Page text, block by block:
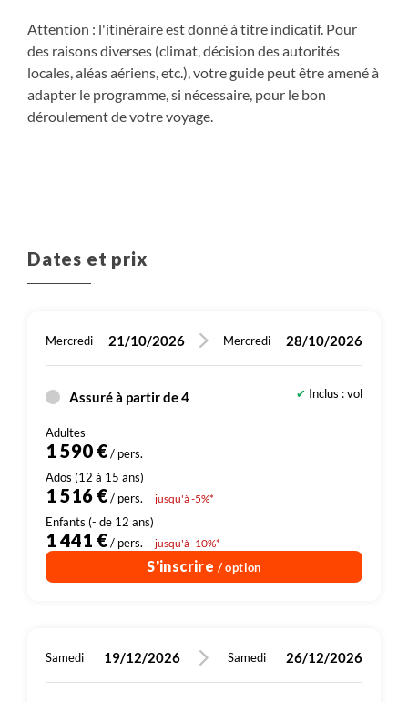
Approvisionnement en eau potable du château
d’eau de Zaoyat Sidi Salah.
Petit-déjeuner, Déjeuner, Diner
entre 4h30 et 5h
sous tente
Petit-déjeuner, Déjeuner, Diner
palmeraie et le ksar de Bounou. Installation, dîner et
nuit dans un campement fixe au cœur de l’oasis.
entre 5h30 et 6h
en campement
en hôtel ***
Petit-déjeuner, Déjeuner
Minibus , entre 4h et 4h30
Plus de détails
Attention : l'itinéraire est donné à titre indicatif. Pour
des raisons diverses (climat, décision des autorités
locales, aléas aériens, etc.), votre guide peut être amené à
adapter le programme, si nécessaire, pour le bon
déroulement de votre voyage.
Dates et prix
Mercredi 21/10/2026 Mercredi 28/10/2026
Assuré à partir de 4 Inclus : vol
1 590 €/ pers.
1 516 €/ pers. jusqu'à -5%*
1 441 €/ pers. jusqu'à -10%*
S'inscrire / option
Samedi 19/12/2026 Samedi 26/12/2026